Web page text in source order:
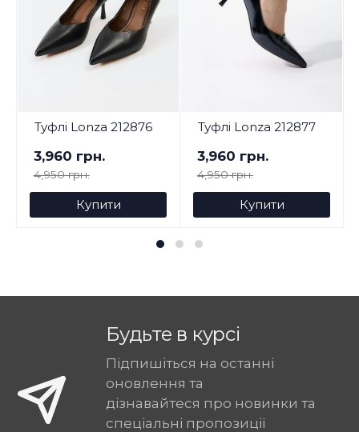
Туфлі Lonza 212876
3,960 грн.
4,950 грн.
Купити
Туфлі Lonza 212877
3,960 грн.
4,950 грн.
Купити
Будьте в курсі
Підпишіться на останні
оновлення та
дізнавайтеся про новинки та
спеціальні пропозиції